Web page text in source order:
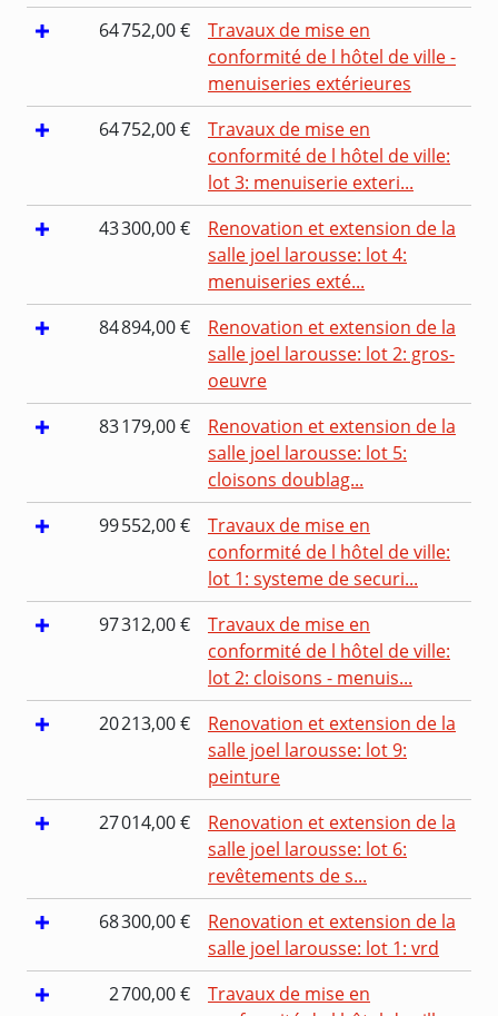
64 752,00 €
Travaux de mise en
conformité de l hôtel de ville -
menuiseries extérieures
64 752,00 €
Travaux de mise en
conformité de l hôtel de ville:
lot 3: menuiserie exteri...
43 300,00 €
Renovation et extension de la
salle joel larousse: lot 4:
menuiseries exté...
84 894,00 €
Renovation et extension de la
salle joel larousse: lot 2: gros-
oeuvre
83 179,00 €
Renovation et extension de la
salle joel larousse: lot 5:
cloisons doublag...
99 552,00 €
Travaux de mise en
conformité de l hôtel de ville:
lot 1: systeme de securi...
97 312,00 €
Travaux de mise en
conformité de l hôtel de ville:
lot 2: cloisons - menuis...
20 213,00 €
Renovation et extension de la
salle joel larousse: lot 9:
peinture
27 014,00 €
Renovation et extension de la
salle joel larousse: lot 6:
revêtements de s...
68 300,00 €
Renovation et extension de la
salle joel larousse: lot 1: vrd
2 700,00 €
Travaux de mise en